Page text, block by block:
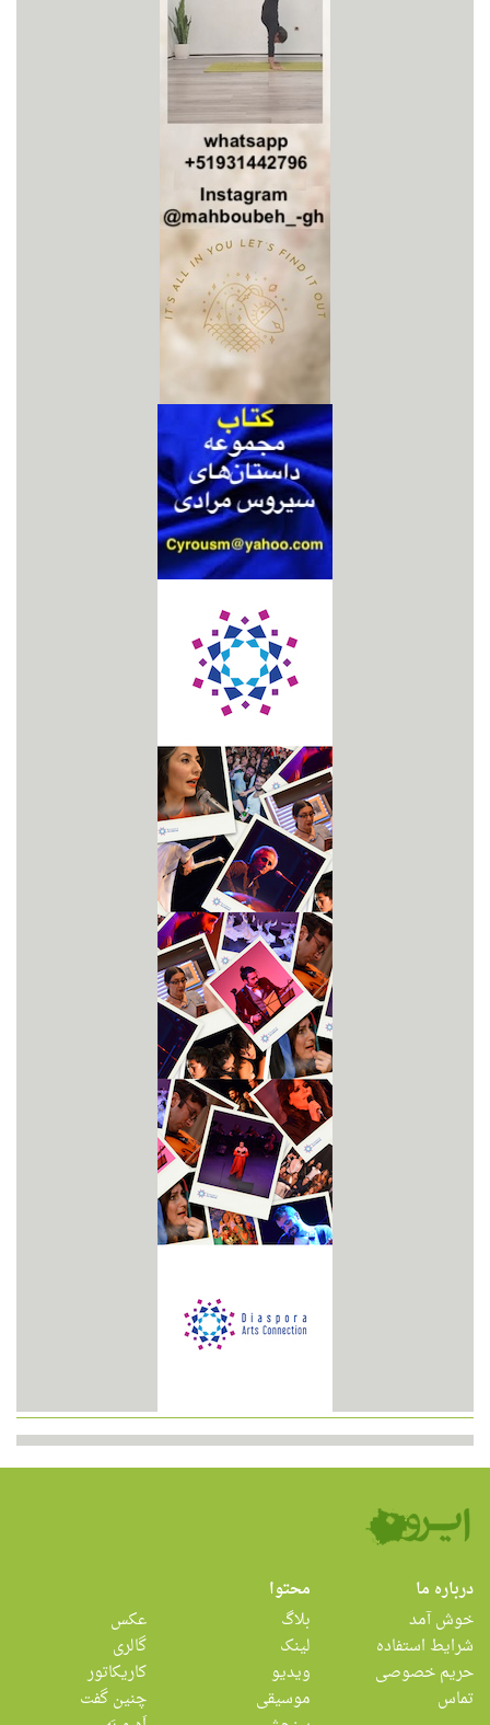
درباره ما
خوش آمد
شرایط استفاده
حریم خصوصی
تماس
محتوا
بلاگ
لینک
ویدیو
موسیقی
عکس
گالری
کاریکاتور
چنین گفت